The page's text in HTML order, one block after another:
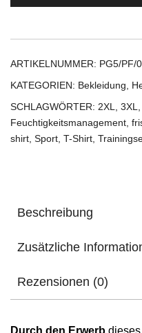
ARTIKELNUMMER: PG5/PF/
KATEGORIEN: Bekleidung
SCHLAGWÖRTER: 2XL 3XL
Feuchtigkeitsmanagement
shirt Sport T-Shirt
Beschreibung
Zusätzliche
Rezensionen (0)
Durch den Erwerb